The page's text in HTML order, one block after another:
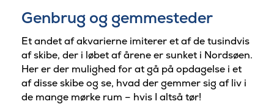
Genbrug og gemmesteder
Et andet af akvarierne imiterer et af de tusindvis
af skibe, der i løbet af årene er sunket i Nordsøen.
Her er der mulighed for at gå på opdagelse i et
af disse skibe og se, hvad der gemmer sig af liv i
de mange mørke rum – hvis I altså tør!